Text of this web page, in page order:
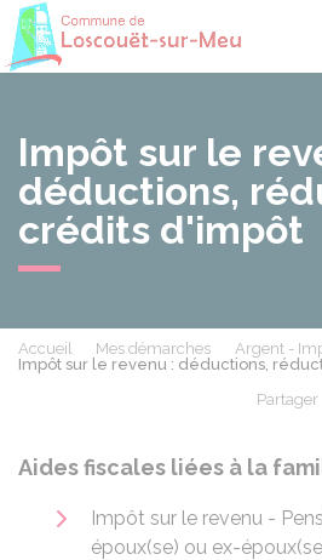
Impôt sur le
déductions,
crédits d'impôt
Accueil Mes démarches
Argent -
Impôt sur le revenu : déductions,
Partager
Aides fiscales liées à la
Impôt sur le revenu -
époux(se) ou ex-